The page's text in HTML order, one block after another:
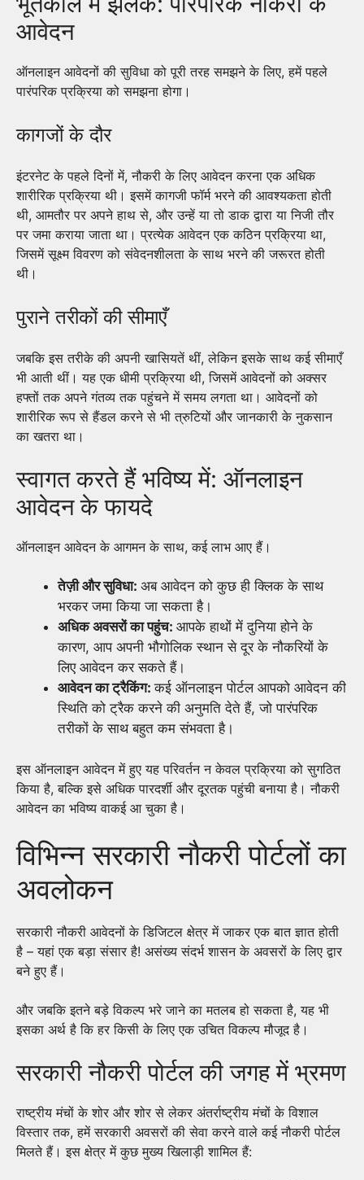
आवेदन
ऑनलाइन आवेदनों की सुविधा को पूरी तरह समझने के लिए, हमें पहले
पारंपरिक प्रक्रिया को समझना होगा।
कागजों के दौर
इंटरनेट के पहले दिनों में, नौकरी के लिए आवेदन करना एक अधिक
शारीरिक प्रक्रिया थी। इसमें कागजी फॉर्म भरने की आवश्यकता होती
थी, आमतौर पर अपने हाथ से, और उन्हें या तो डाक द्वारा या निजी तौर
पर जमा कराया जाता था। प्रत्येक आवेदन एक कठिन प्रक्रिया था,
जिसमें सूक्ष्म विवरण को संवेदनशीलता के साथ भरने की जरूरत होती
थी।
पुराने तरीकों की सीमाएँ
जबकि इस तरीके की अपनी खासियतें थीं, लेकिन इसके साथ कई सीमाएँ
भी आती थीं। यह एक धीमी प्रक्रिया थी, जिसमें आवेदनों को अक्सर
हफ्तों तक अपने गंतव्य तक पहुंचने में समय लगता था। आवेदनों को
शारीरिक रूप से हैंडल करने से भी त्रुटियों और जानकारी के नुकसान
का खतरा था।
स्वागत करते हैं भविष्य में: ऑनलाइन
आवेदन के फायदे
ऑनलाइन आवेदन के आगमन के साथ, कई लाभ आए हैं।
तेज़ी और सुविधा: अब आवेदन को कुछ ही क्लिक के साथ
भरकर जमा किया जा सकता है।
अधिक अवसरों का पहुंच: आपके हाथों में दुनिया होने के
कारण, आप अपनी भौगोलिक स्थान से दूर के नौकरियों के
लिए आवेदन कर सकते हैं।
आवेदन का ट्रैकिंग:कई ऑनलाइन पोर्टल आपको आवेदन की
स्थिति को ट्रैक करने की अनुमति देते हैं, जो पारंपरिक
तरीकों के साथ बहुत कम संभवता है।
इस ऑनलाइन आवेदन में हुए यह परिवर्तन न केवल प्रक्रिया को सुगठित
किया है, बल्कि इसे अधिक पारदर्शी और दूरतक पहुंची बनाया है। नौकरी
आवेदन का भविष्य वाकई आ चुका है।
विभिन्न सरकारी नौकरी पोर्टलों का
अवलोकन
सरकारी नौकरी आवेदनों के डिजिटल क्षेत्र में जाकर एक बात ज्ञात होती
है – यहां एक बड़ा संसार है! असंख्य संदर्भ शासन के अवसरों के लिए द्वार
बने हुए हैं।
और जबकि इतने बड़े विकल्प भरे जाने का मतलब हो सकता है, यह भी
इसका अर्थ है कि हर किसी के लिए एक उचित विकल्प मौजूद है।
सरकारी नौकरी पोर्टल की जगह में भ्रमण
राष्ट्रीय मंचों के शोर और शोर से लेकर अंतर्राष्ट्रीय मंचों के विशाल
विस्तार तक, हमें सरकारी अवसरों की सेवा करने वाले कई नौकरी पोर्टल
मिलते हैं। इस क्षेत्र में कुछ मुख्य खिलाड़ी शामिल हैं: